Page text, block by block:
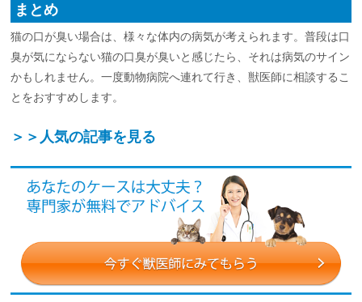
まとめ
猫の口が臭い場合は、様々な体内の病気が考えられます。普段は口
臭が気にならない猫の口臭が臭いと感じたら、それは病気のサイン
かもしれません。一度動物病院へ連れて行き、獣医師に相談するこ
とをおすすめします。
＞＞人気の記事を見る